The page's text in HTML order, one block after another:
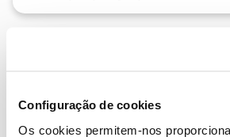
Configuração de cookies
Os cookies permitem-nos